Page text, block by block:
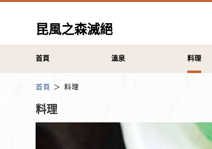
昆風之森滅絕
首頁 溫泉 料理
首頁 料理
料理